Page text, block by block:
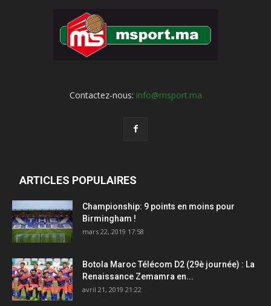
Contactez-nous: info@msport.ma
ARTICLES POPULAIRES
Championship: 9 points en moins pour
Birmingham !
mars 22, 2019 17:58
Botola Maroc Télécom D2 (29è journée) : La
Renaissance Zemamra en...
avril 21, 2019 21:22